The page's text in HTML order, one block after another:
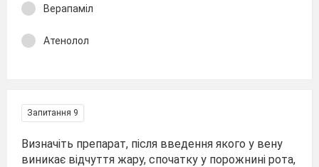
Верапаміл
Атенолол
Запитання 9
Визначіть препарат, після введення якого у вену
виникає відчуття жару, спочатку у порожнині рота,